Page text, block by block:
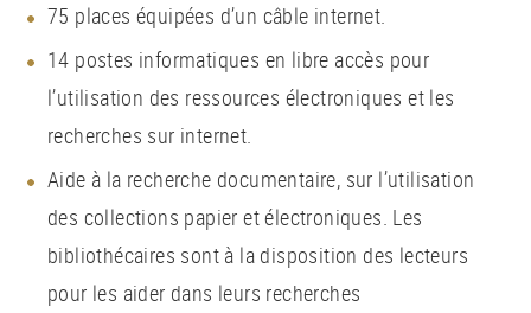
75 places équipées d’un câble internet.
14 postes informatiques en libre accès pour
l’utilisation des ressources électroniques et les
recherches sur internet.
Aide à la recherche documentaire, sur l’utilisation
des collections papier et électroniques. Les
bibliothécaires sont à la disposition des lecteurs
pour les aider dans leurs recherches